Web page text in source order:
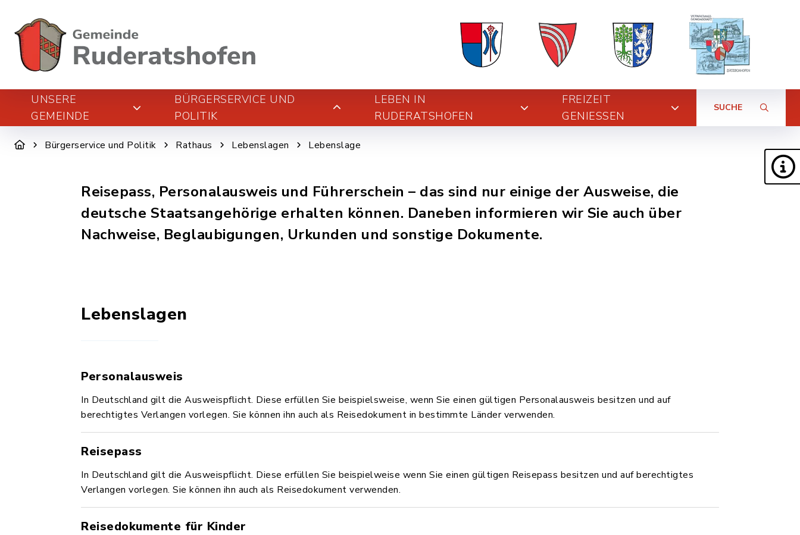
UNSERE
GEMEINDE
BÜRGERSERVICE UND
POLITIK
LEBEN IN
RUDERATSHOFEN
FREIZEIT
GENIESSEN
SUCHE
Bürgerservice und Politik Rathaus Lebenslagen Lebenslage
Reisepass, Personalausweis und Führerschein – das sind nur einige der Ausweise, die
deutsche Staatsangehörige erhalten können. Daneben informieren wir Sie auch über
Nachweise, Beglaubigungen, Urkunden und sonstige Dokumente.
Lebenslagen
Personalausweis
In Deutschland gilt die Ausweispflicht. Diese erfüllen Sie beispielsweise, wenn Sie einen gültigen Personalausweis besitzen und auf
berechtigtes Verlangen vorlegen. Sie können ihn auch als Reisedokument in bestimmte Länder verwenden.
Reisepass
In Deutschland gilt die Ausweispflicht. Diese erfüllen Sie beispielweise wenn Sie einen gültigen Reisepass besitzen und auf berechtigtes
Verlangen vorlegen. Sie können ihn auch als Reisedokument verwenden.
Reisedokumente für Kinder